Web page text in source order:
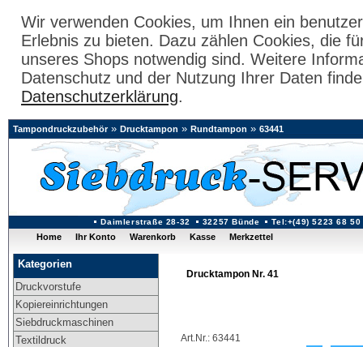
Wir verwenden Cookies, um Ihnen ein
Erlebnis zu bieten. Dazu zählen Cookies, die
unseres Shops notwendig sind. Weitere
Datenschutz und der Nutzung Ihrer Daten
Datenschutzerklärung.
Daimlerstraße 28-32 32257 Bünde Tel:+(49) 5223 68 50
Tampondruckzubehör» Drucktampon » Rundtampon » 63441
Home Ihr Konto Warenkorb Kasse Merkzettel
Kategorien
Druckvorstufe
Kopiereinrichtungen
Siebdruckmaschinen
Textildruck
Drucktampon Nr. 41
Art.Nr.: 63441